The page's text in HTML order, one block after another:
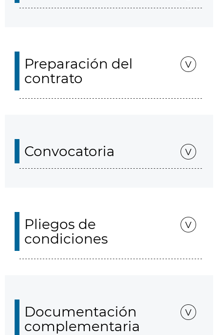
Preparación del
contrato
Convocatoria
Pliegos de
condiciones
Documentación
complementaria